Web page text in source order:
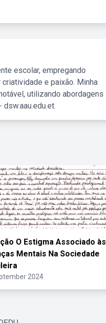
escolar, empregando
e paixão. Minha
utilizando abordagens
O Estigma Associado às
Mentais Na Sociedade
2024